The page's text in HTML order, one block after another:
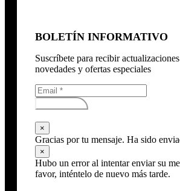
BOLETÍN INFORMATIVO
Suscríbete para recibir
novedades y ofertas especiales
Subscribirse
×
Gracias por tu mensaje. Ha sido
×
Hubo un error al intentar enviar su
favor, inténtelo de nuevo más tarde.